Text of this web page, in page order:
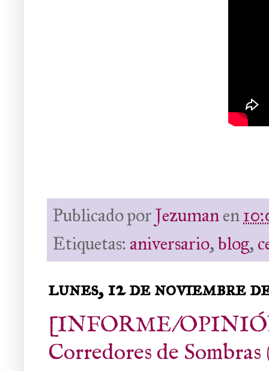
Publicado porJezumanen
Etiquetas: aniversario,blog,
lunes, 12 de noviembre
[INFORME/
Corredores de